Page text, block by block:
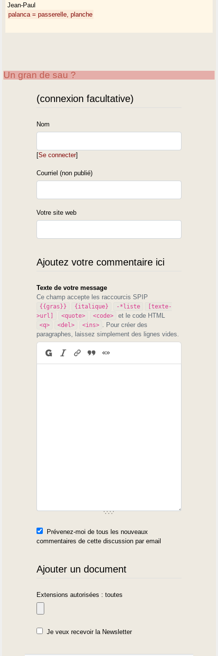
Jean-Paul
palanca = passerelle, planche
Un gran de sau ?
(connexion facultative)
Nom
[Se connecter]
Courriel (non publié)
Votre site web
Ajoutez votre commentaire ici
Texte de votre message
Ce champ accepte les raccourcis SPIP
{{gras}} {italique} -*liste
[texte-
>url]
<quote> <code> et le code HTML
<q> <del> <ins>
. Pour créer des
paragraphes, laissez simplement des lignes vides.
Prévenez-moi de tous les nouveaux
commentaires de cette discussion par email
Ajouter un document
Extensions autorisées : toutes
Je veux recevoir la Newsletter